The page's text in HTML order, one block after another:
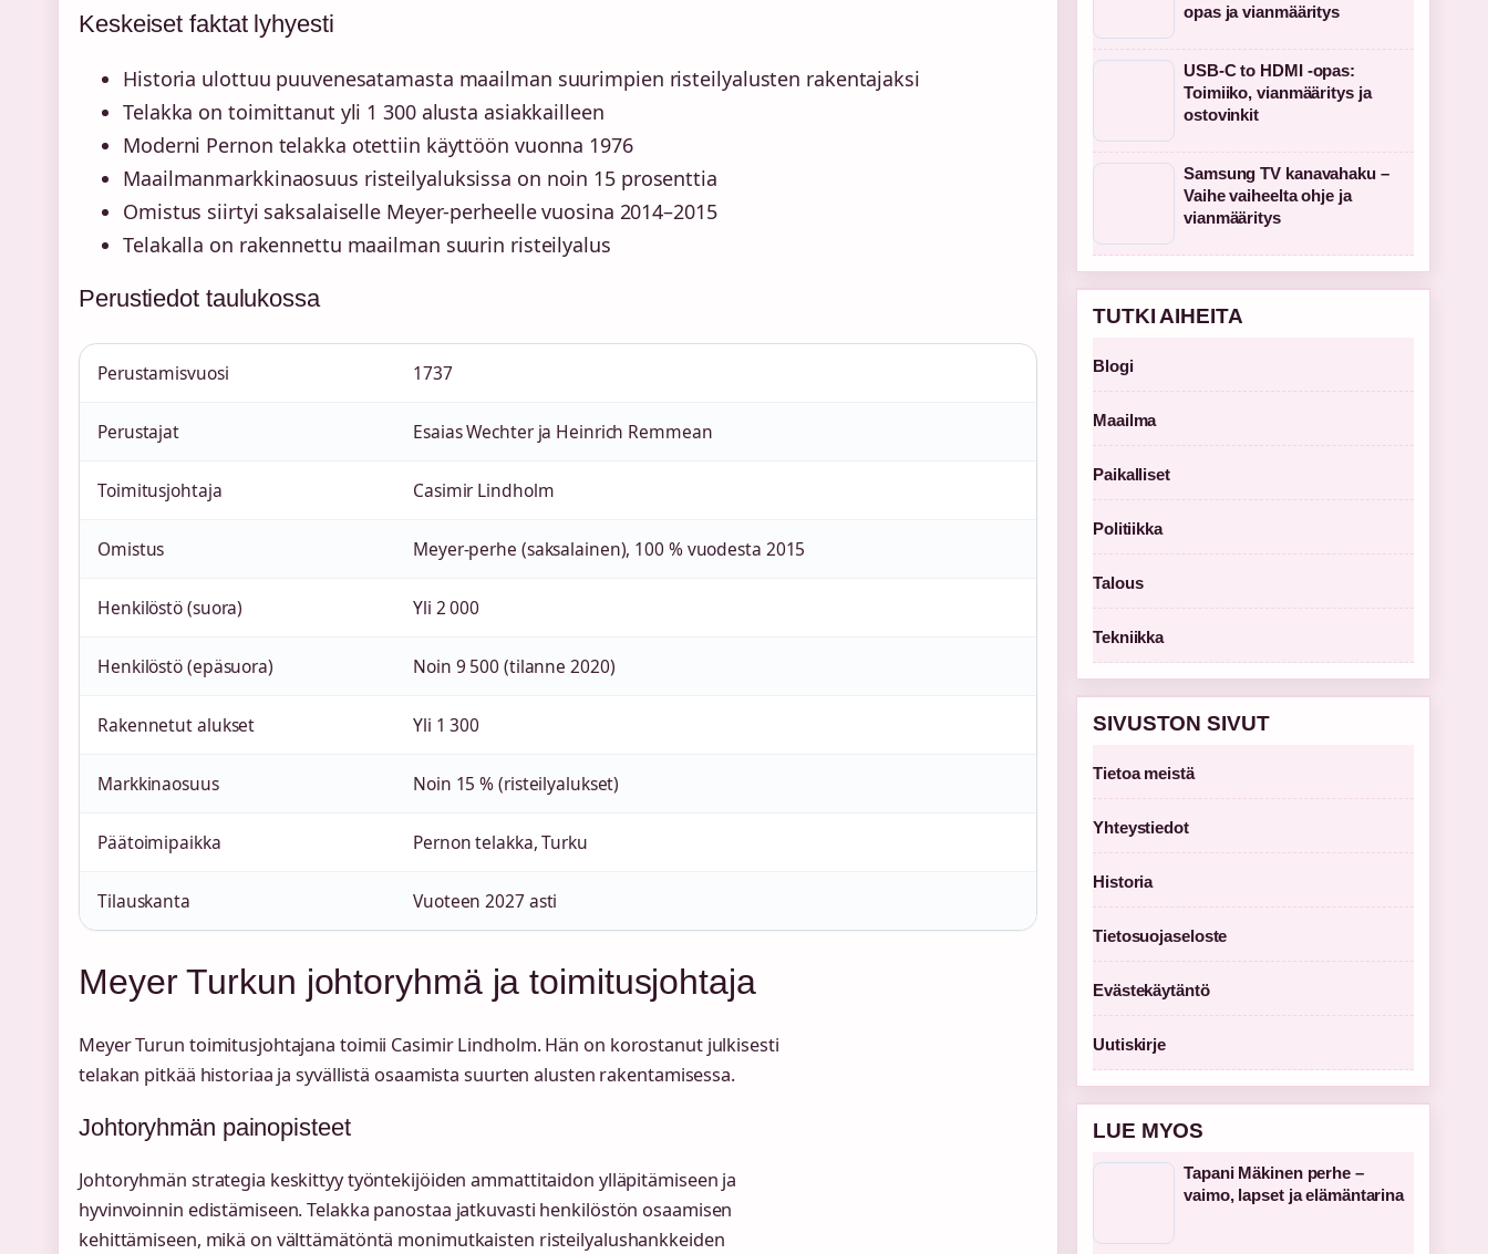
Keskeiset faktat lyhyesti
Historia ulottuu puuvenesatamasta maailman suurimpien risteilyalusten rakentajaksi
Telakka on toimittanut yli 1 300 alusta asiakkailleen
Moderni Pernon telakka otettiin käyttöön vuonna 1976
Maailmanmarkkinaosuus risteilyaluksissa on noin 15 prosenttia
Omistus siirtyi saksalaiselle Meyer-perheelle vuosina 2014–2015
Telakalla on rakennettu maailman suurin risteilyalus
Perustiedot taulukossa
Perustamisvuosi 1737
Perustajat Esaias Wechter ja Heinrich Remmean
Toimitusjohtaja Casimir Lindholm
Omistus Meyer-perhe (saksalainen), 100 % vuodesta 2015
Henkilöstö (suora) Yli 2 000
Henkilöstö (epäsuora) Noin 9 500 (tilanne 2020)
Rakennetut alukset Yli 1 300
Markkinaosuus Noin 15 % (risteilyalukset)
Päätoimipaikka Pernon telakka, Turku
Tilauskanta Vuoteen 2027 asti
Meyer Turkun johtoryhmä ja toimitusjohtaja
Meyer Turun toimitusjohtajana toimii Casimir Lindholm. Hän on korostanut julkisesti
telakan pitkää historiaa ja syvällistä osaamista suurten alusten rakentamisessa.
Johtoryhmän painopisteet
Johtoryhmän strategia keskittyy työntekijöiden ammattitaidon ylläpitämiseen ja
hyvinvoinnin edistämiseen. Telakka panostaa jatkuvasti henkilöstön osaamisen
kehittämiseen, mikä on välttämätöntä monimutkaisten risteilyalushankkeiden
opas ja vianmääritys
USB-C to HDMI -opas:
Toimiiko, vianmääritys ja
ostovinkit
Samsung TV kanavahaku –
Vaihe vaiheelta ohje ja
vianmääritys
TUTKI AIHEITA
Blogi
Maailma
Paikalliset
Politiikka
Talous
Tekniikka
SIVUSTON SIVUT
Tietoa meistä
Yhteystiedot
Historia
Tietosuojaseloste
Evästekäytäntö
Uutiskirje
LUE MYOS
Tapani Mäkinen perhe –
vaimo, lapset ja elämäntarina